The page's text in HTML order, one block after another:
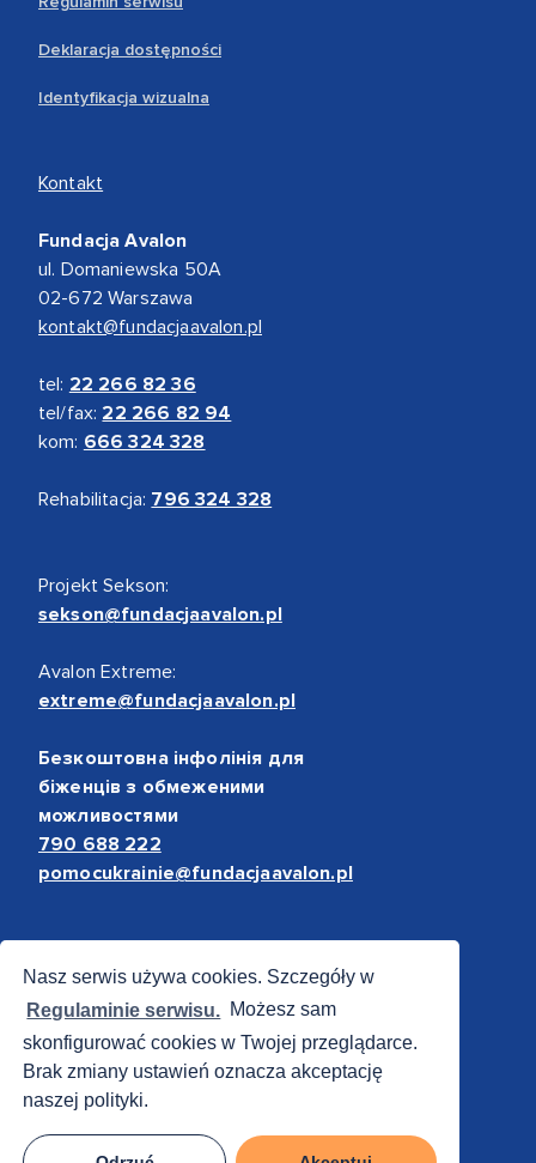
Nasz serwis używa cookies. Szczegóły w
Regulaminie serwisu. Możesz sam
skonfigurować cookies w Twojej przeglądarce.
Brak zmiany ustawień oznacza akceptację
naszej polityki.
Deklaracja dostępności
Identyfikacja wizualna
Kontakt
Fundacja Avalon
ul. Domaniewska 50A
02-672 Warszawa
kontakt@fundacjaavalon.pl
tel: 22 266 82 36
tel/fax: 22 266 82 94
kom: 666 324 328
Rehabilitacja: 796 324 328
Projekt Sekson:
sekson@fundacjaavalon.pl
Avalon Extreme:
extreme@fundacjaavalon.pl
Безкоштовна інфолінія для
біженців з обмеженими
можливостями
790 688 222
pomocukrainie@fundacjaavalon.pl
Bezpieczne płatności